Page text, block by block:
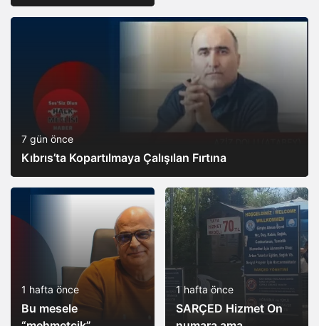
7 gün önce
Kıbrıs’ta Kopartılmaya Çalışılan Fırtına
1 hafta önce
Bu mesele
1 hafta önce
SARÇED Hizmet On